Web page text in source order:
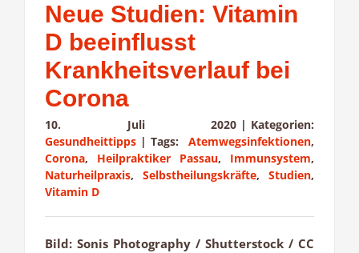
Neue Studien: Vitamin
D beeinflusst
Krankheitsverlauf bei
Corona
10. Juli 2020 | Kategorien:
Gesundheittipps | Tags: Atemwegsinfektionen,
Corona, Heilpraktiker Passau, Immunsystem,
Naturheilpraxis, Selbstheilungskräfte, Studien,
Vitamin D
Bild: Sonis Photography / Shutterstock / CC